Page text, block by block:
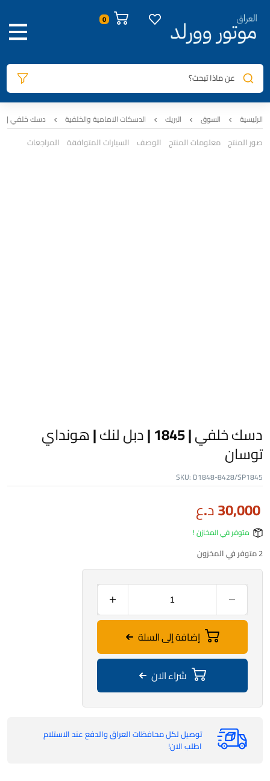
عن ماذا تبحث؟
الرئيسية السوق البريك الدسكات الامامية والخلفية دسك خلفي | 1845 | دبل لنك | هونداي توسان
صور المنتج معلومات المنتج الوصف السيارات المتوافقة المراجعات
دسك خلفي | 1845 | دبل لنك | هونداي
توسان
SKU: D1848-8428/SP1845
30,000د.ع
متوفر في المخازن !
2 متوفر في المخزون
إضافة إلى السلة
شراء الان
توصيل لكل محافظات العراق والدفع عند الاستلام
اطلب الان!